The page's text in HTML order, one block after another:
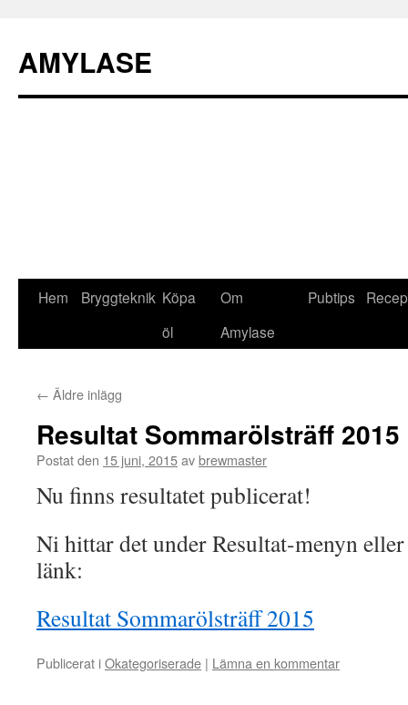
AMYLASE
Hoppa
Hem Bryggteknik Köpa
öl
Om
Amylase
Pubtips
← Äldre inlägg
Resultat Sommarölsträff 2015
Postat den 15 juni, 2015avbrewmaster
Nu finns resultatet publicerat!
Ni hittar det under Resultat-menyn
länk:
Resultat Sommarölsträff 2015
Publicerat iOkategoriserade | Lämna en kommentar